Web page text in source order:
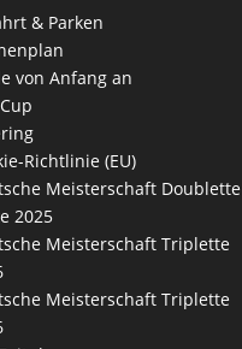
& Parken
von Anfang an
Richtlinie (EU)
Meisterschaft Doublette
2025
Meisterschaft Triplette
Meisterschaft Triplette